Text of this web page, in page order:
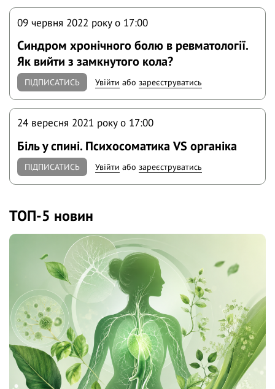
09 червня 2022 року o 17:00
Синдром хронічного болю в ревматології.
Як вийти з замкнутого кола?
ПІДПИСАТИСЬ Увійти абозареєструватись
24 вересня 2021 року o 17:00
Біль у спині. Психосоматика VS органіка
ПІДПИСАТИСЬ Увійти абозареєструватись
ТОП-5 новин